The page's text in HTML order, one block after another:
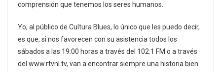
comprensión que tenemos los seres humanos.
Yo, al público de Cultura Blues, lo único que les puedo decir,
es que, si nos favorecen con su asistencia todos los
sábados a las 19:00 horas a través del 102.1 FM o a través
del www.rtvnl.tv, van a encontrar siempre una historia bien